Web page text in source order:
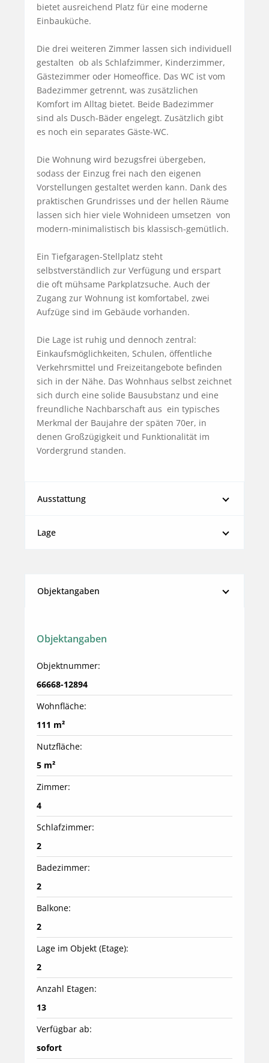
bietet ausreichend Platz für eine moderne
Einbauküche.
Die drei weiteren Zimmer lassen sich individuell
gestalten  ob als Schlafzimmer, Kinderzimmer,
Gästezimmer oder Homeoffice. Das WC ist vom
Badezimmer getrennt, was zusätzlichen
Komfort im Alltag bietet. Beide Badezimmer
sind als Dusch-Bäder engelegt. Zusätzlich gibt
es noch ein separates Gäste-WC.
Die Wohnung wird bezugsfrei übergeben,
sodass der Einzug frei nach den eigenen
Vorstellungen gestaltet werden kann. Dank des
praktischen Grundrisses und der hellen Räume
lassen sich hier viele Wohnideen umsetzen  von
modern-minimalistisch bis klassisch-gemütlich.
Ein Tiefgaragen-Stellplatz steht
selbstverständlich zur Verfügung und erspart
die oft mühsame Parkplatzsuche. Auch der
Zugang zur Wohnung ist komfortabel, zwei
Aufzüge sind im Gebäude vorhanden.
Die Lage ist ruhig und dennoch zentral:
Einkaufsmöglichkeiten, Schulen, öffentliche
Verkehrsmittel und Freizeitangebote befinden
sich in der Nähe. Das Wohnhaus selbst zeichnet
sich durch eine solide Bausubstanz und eine
freundliche Nachbarschaft aus  ein typisches
Merkmal der Baujahre der späten 70er, in
denen Großzügigkeit und Funktionalität im
Vordergrund standen.
Ausstattung
Lage
Objektangaben
Objektangaben
Objektnummer:
66668-12894
Wohnfläche:
111 m²
Nutzfläche:
5 m²
Zimmer:
4
Schlafzimmer:
2
Badezimmer:
2
Balkone:
2
Lage im Objekt (Etage):
2
Anzahl Etagen:
13
Verfügbar ab:
sofort